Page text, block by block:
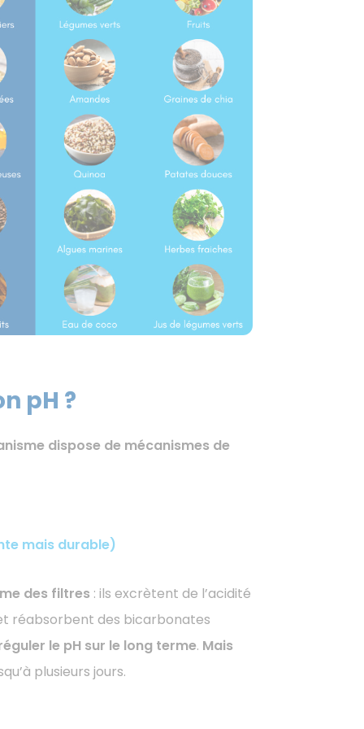
pH ?
dispose de mécanismes de
mais durable)
des filtres : ils excrètent de l’acidité
réabsorbent des bicarbonates
le pH sur le long terme. Mais
plusieurs jours.